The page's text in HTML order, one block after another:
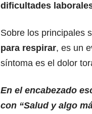
dificultades
Sobre los principales
para respirar, es un
síntoma es el dolor
En el encabezado
con “Salud y algo